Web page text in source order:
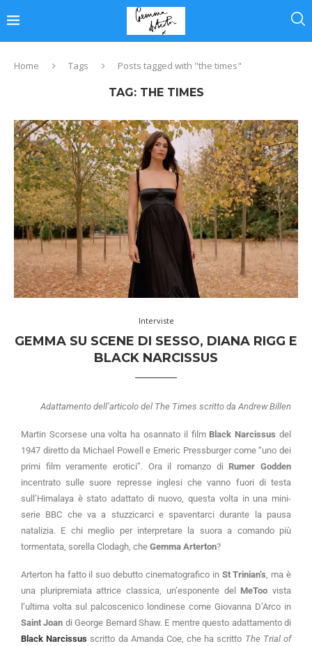
Home Tags Posts tagged with "the times"
TAG: THE TIMES
Interviste
GEMMA SU SCENE DI SESSO, DIANA RIGG E
BLACK NARCISSUS
Adattamento dell’articolo del The Times scritto da Andrew Billen
Martin Scorsese una volta ha osannato il film Black Narcissus del
1947 diretto da Michael Powell e Emeric Pressburger come “uno dei
primi film veramente erotici”. Ora il romanzo di Rumer Godden
incentrato sulle suore represse inglesi che vanno fuori di testa
sull’Himalaya è stato adattato di nuovo, questa volta in una mini-
serie BBC che va a stuzzicarci e spaventarci durante la pausa
natalizia. E chi meglio per interpretare la suora a comando più
tormentata, sorella Clodagh, che Gemma Arterton?
Arterton ha fatto il suo debutto cinematografico in St Trinian’s , ma è
una pluripremiata attrice classica, un’esponente del MeToo vista
l’ultima volta sul palcoscenico londinese come Giovanna D’Arco in
Saint Joan di George Bernard Shaw. E mentre questo adattamento di
Black Narcissus scritto da Amanda Coe, che ha scritto The Trial of